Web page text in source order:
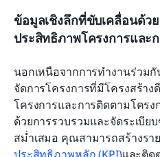
ข้อมูลเชิงลึกที่ขับเคลื่อนด้ว
ประสิทธิภาพโครงการและ
นอกเหนือจากการทำงานร่วม
จัดการโครงการที่มีโครงสร้าง
โครงการและการติดตามโคร
ด้วยการรวบรวมและจัดระเบีย
สม่ำเสมอ คุณสามารถสร้างรา